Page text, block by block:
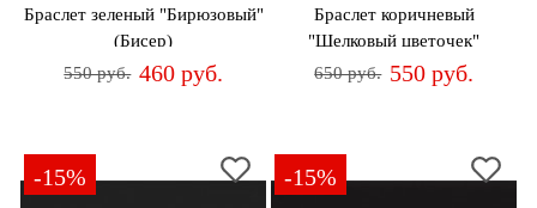
Браслет зеленый "Бирюзовый"
(Бисер)
550 руб. 460 руб.
Браслет коричневый
"Шелковый цветочек"
(Тигровый глаз)
650 руб. 550 руб.
-15% -15%